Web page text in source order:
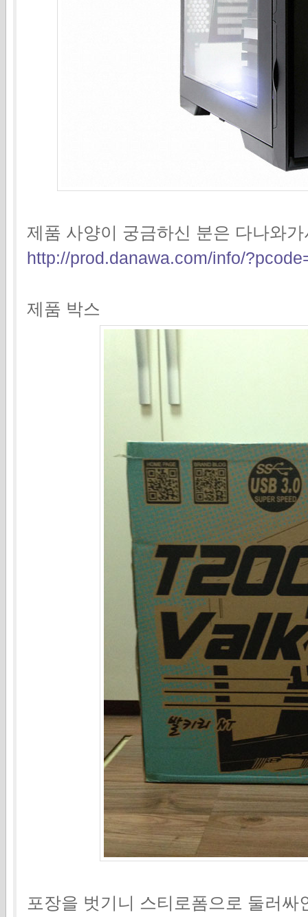
제품 사양이 궁금하신 분은 다나와
http://prod.danawa.com/info/
제품 박스
포장을 벗기니 스티로폼으로 둘러